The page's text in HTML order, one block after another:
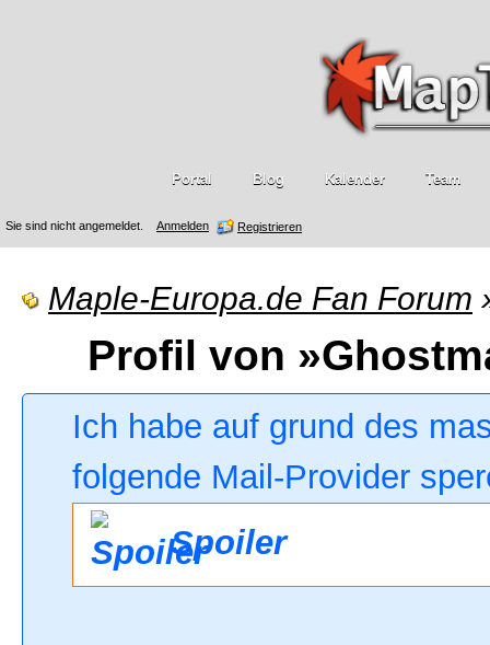
Sie sind nicht angemeldet. Anmelden Registrieren
Portal Blog Kalender Team
Maple-Europa.de Fan Forum
Profil von
Ich habe auf grund des
folgende Mail-Provider
Spoiler